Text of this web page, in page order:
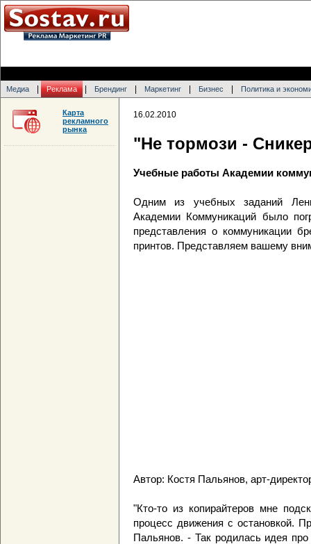
Медиа Реклама Брендинг Маркетинг Бизнес Политика и
16.02.2010
"Не тормози -
Учебные работы Академии
Одним из учебных заданий
Академии Коммуникаций было
представления о коммуникации
принтов. Представляем вашему
Автор: Костя Пальянов, арт-
"Кто-то из копирайтеров мне
процесс движения с остановкой.
Пальянов. - Так родилась идея
Карта
рекламного
рынка